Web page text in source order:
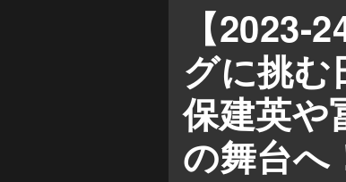
【2023-
グに挑む
保建英や
の舞台へ
セルティック
前田大然
岩田智輝